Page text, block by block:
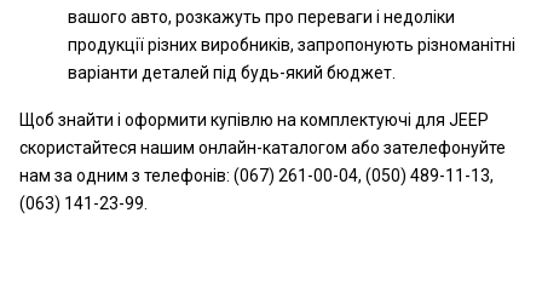
вашого авто, розкажуть про переваги і недоліки
продукції різних виробників, запропонують різноманітні
варіанти деталей під будь-який бюджет.
Щоб знайти і оформити купівлю на комплектуючі для JEEP
скористайтеся нашим онлайн-каталогом або зателефонуйте
нам за одним з телефонів: (067) 261-00-04, (050) 489-11-13,
(063) 141-23-99.